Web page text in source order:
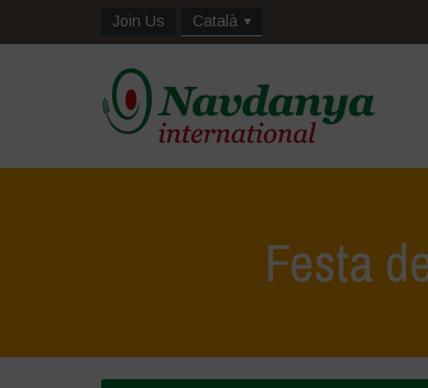
Join Us Català
Festa